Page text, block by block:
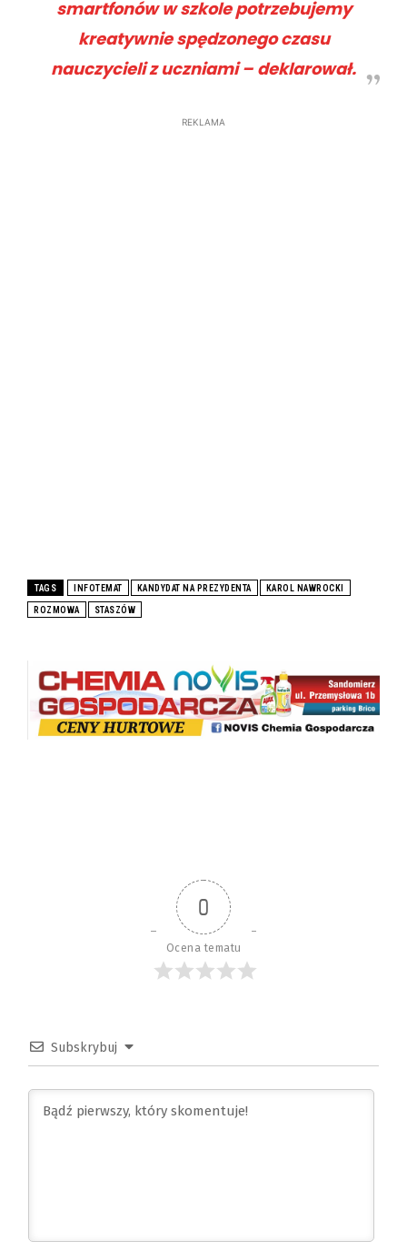
smartfonów w szkole potrzebujemy
kreatywnie spędzonego czasu
nauczycieli z uczniami – deklarował.
REKLAMA
TAGS INFOTEMAT KANDYDAT NA PREZYDENTA KAROL NAWROCKI
ROZMOWA STASZÓW
0
Ocena tematu
Subskrybuj